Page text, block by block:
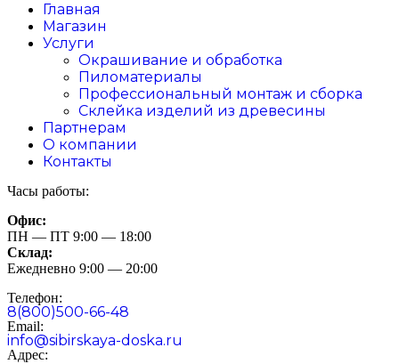
Главная
Магазин
Услуги
Окрашивание и обработка
Пиломатериалы
Профессиональный монтаж и сборка
Склейка изделий из древесины
Партнерам
О компании
Контакты
Часы работы:
Офис:
ПН — ПТ 9:00 — 18:00
Склад:
Ежедневно 9:00 — 20:00
Телефон:
8(800)500-66-48
Email:
info@sibirskaya-doska.ru
Адрес: